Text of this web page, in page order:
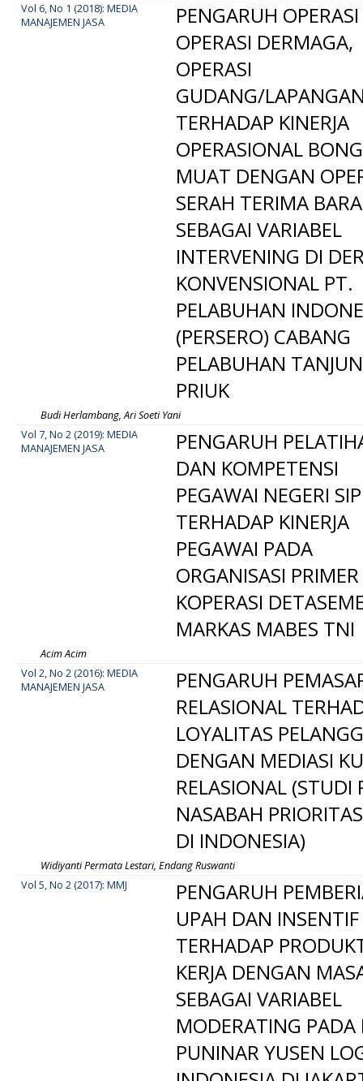
Vol 6, No 1 (2018): MEDIA
MANAJEMEN JASA
PENGARUH
OPERASI DERMAGA,
OPERASI
GUDANG/
TERHADAP KINERJA
OPERASIONAL
MUAT DENGAN
SERAH TERIMA
SEBAGAI VARIABEL
INTERVENING DI
KONVENSIONAL PT.
PELABUHAN
(PERSERO) CABANG
PELABUHAN
PRIUK
Budi Herlambang, Ari Soeti Yani
Vol 7, No 2 (2019): MEDIA
MANAJEMEN JASA
PENGARUH
DAN KOMPETENSI
PEGAWAI NEGERI
TERHADAP KINERJA
PEGAWAI PADA
ORGANISASI PRIMER
KOPERASI
MARKAS MABES TNI
Acim Acim
Vol 2, No 2 (2016): MEDIA
MANAJEMEN JASA
PENGARUH
RELASIONAL
LOYALITAS
DENGAN MEDIASI
RELASIONAL (STUDI
NASABAH
DI INDONESIA)
Widiyanti Permata Lestari, Endang Ruswanti
Vol 5, No 2 (2017): MMJ
PENGARUH
UPAH DAN INSENTIF
TERHADAP
KERJA DENGAN
SEBAGAI VARIABEL
MODERATING PADA
PUNINAR YUSEN